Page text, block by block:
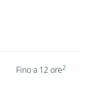
Fino a 12 ore2